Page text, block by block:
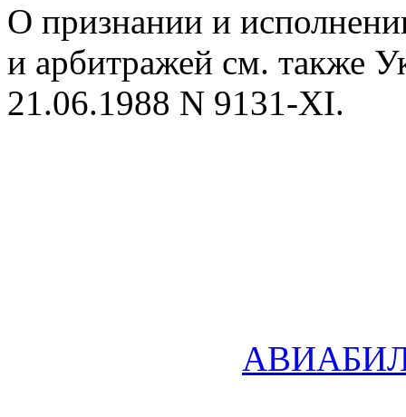
О признании и
и арбитражей см. также
21.06.1988 N 9131-XI.